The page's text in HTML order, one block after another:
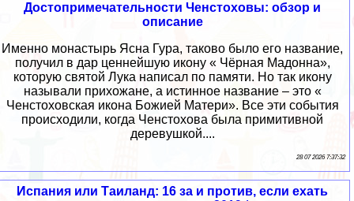
Достопримечательности Ченстоховы: обзор и
описание
Именно монастырь Ясна Гура, таково было его название,
получил в дар ценнейшую икону « Чёрная Мадонна»,
которую святой Лука написал по памяти. Но так икону
называли прихожане, а истинное название – это «
Ченстоховская икона Божией Матери». Все эти события
происходили, когда Ченстохова была примитивной
деревушкой....
28 07 2026 7:37:32
Испания или Таиланд: 16 за и против, если ехать